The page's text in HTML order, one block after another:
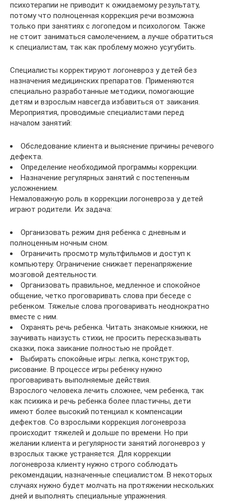
психотерапии не приводит к ожидаемому результату,
потому что полноценная коррекция речи возможна
только при занятиях с логопедом и психологом. Также
не стоит заниматься самолечением, а лучше обратиться
к специалистам, так как проблему можно усугубить.
Специалисты корректируют логоневроз у детей без
назначения медицинских препаратов. Применяются
специально разработанные методики, помогающие
детям и взрослым навсегда избавиться от заикания.
Мероприятия, проводимые специалистами перед
началом занятий:
Обследование клиента и выяснение причины речевого
дефекта.
Определение необходимой программы коррекции.
Назначение регулярных занятий с постепенным
усложнением.
Немаловажную роль в коррекции логоневроза у детей
играют родители. Их задача:
Организовать режим дня ребенка с дневным и
полноценным ночным сном.
Ограничить просмотр мультфильмов и доступ к
компьютеру. Ограничение снижает перенапряжение
мозговой деятельности.
Организовать правильное, медленное и спокойное
общение, четко проговаривать слова при беседе с
ребенком. Тяжелые слова проговаривать неоднократно
вместе с ним.
Охранять речь ребенка. Читать знакомые книжки, не
заучивать наизусть стихи, не просить пересказывать
сказки, пока заикание полностью не пройдет.
Выбирать спокойные игры: лепка, конструктор,
рисование. В процессе игры ребенку нужно
проговаривать выполняемые действия.
Взрослого человека лечить сложнее, чем ребенка, так
как психика и речь ребенка более пластичны, дети
имеют более высокий потенциал к компенсации
дефектов. Со взрослыми коррекция логоневроза
происходит тяжелей и дольше по времени. Но при
желании клиента и регулярности занятий логоневроз у
взрослых также устраняется. Для коррекции
логоневроза клиенту нужно строго соблюдать
рекомендации, назначенные специалистом. В некоторых
случаях нужно будет молчать на протяжении нескольких
дней и выполнять специальные упражнения.